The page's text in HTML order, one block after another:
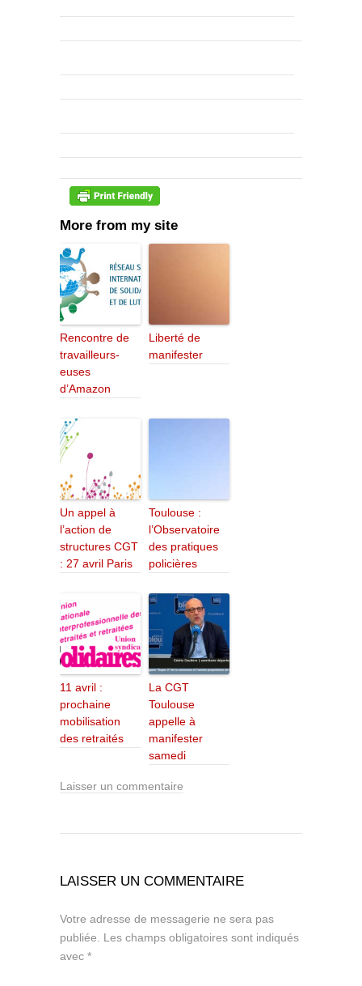
More from my site
Rencontre de
travailleurs-
euses
d’Amazon
Liberté de
manifester
Un appel à
l’action de
structures CGT
: 27 avril Paris
Toulouse :
l’Observatoire
des pratiques
policières
11 avril :
prochaine
mobilisation
des retraités
La CGT
Toulouse
appelle à
manifester
samedi
Laisser un commentaire
LAISSER UN COMMENTAIRE
Votre adresse de messagerie ne sera pas
publiée. Les champs obligatoires sont indiqués
avec *